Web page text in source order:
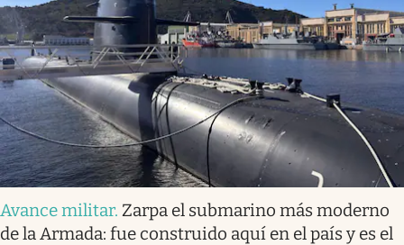
Avance militar. Zarpa el submarino más moderno
de la Armada: fue construido aquí en el país y es el